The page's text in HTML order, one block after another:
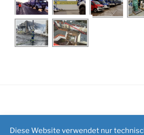
Diese Website verwendet nur